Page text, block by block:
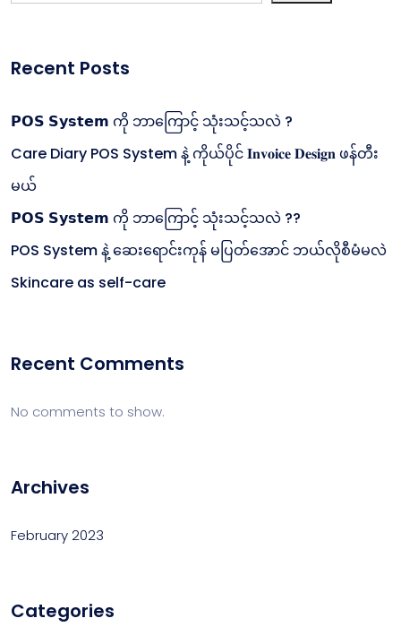
Recent Posts
𝗣𝗢𝗦 𝗦𝘆𝘀𝘁𝗲𝗺 ကို ဘာကြောင့် သုံးသင့်သလဲ ?
Care Diary POS System နဲ့ ကိုယ်ပိုင် 𝐈𝐧𝐯𝐨𝐢𝐜𝐞 𝐃𝐞𝐬𝐢𝐠𝐧 ဖန်တီး
မယ်
𝗣𝗢𝗦 𝗦𝘆𝘀𝘁𝗲𝗺 ကို ဘာကြောင့် သုံးသင့်သလဲ ??
POS System နဲ့ ဆေးရောင်းကုန် မပြတ်အောင် ဘယ်လိုစီမံမလဲ
Skincare as self-care
Recent Comments
No comments to show.
Archives
February 2023
Categories